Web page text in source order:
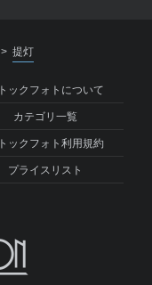
> 提灯
ックフォトについて
カテゴリ一覧
ックフォト利用規約
プライスリスト